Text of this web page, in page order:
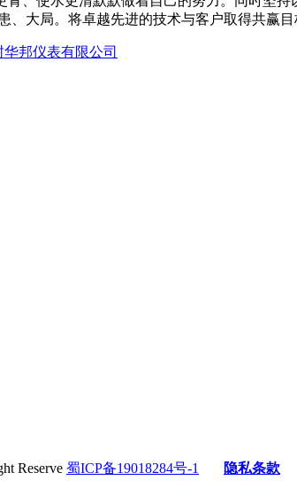
大局。将卓越先进的技术与客户取得共赢
华邦仪表有限公司
Reserve 蜀ICP备19018284号-1 隐私条款